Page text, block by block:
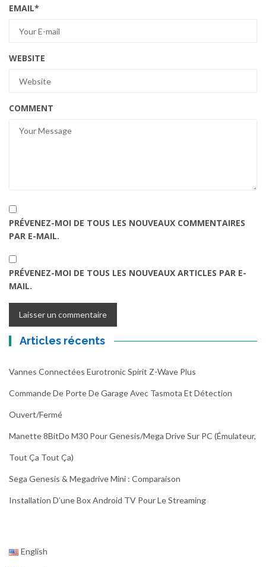
EMAIL*
WEBSITE
COMMENT
PRÉVENEZ-MOI DE TOUS LES NOUVEAUX COMMENTAIRES
PAR E-MAIL.
PRÉVENEZ-MOI DE TOUS LES NOUVEAUX ARTICLES PAR E-
MAIL.
Articles récents
Vannes Connectées Eurotronic Spirit Z-Wave Plus
Commande De Porte De Garage Avec Tasmota Et Détection
Ouvert/fermé
Manette 8BitDo M30 Pour Genesis/Mega Drive Sur PC (émulateur,
Tout Ça Tout Ça)
Sega Genesis & Megadrive Mini : Comparaison
Installation D’une Box Android TV Pour Le Streaming
English